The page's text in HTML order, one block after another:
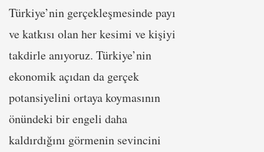
Türkiye’nin gerçekleşmesinde payı
ve katkısı olan her kesimi ve kişiyi
takdirle anıyoruz. Türkiye’nin
ekonomik açıdan da gerçek
potansiyelini ortaya koymasının
önündeki bir engeli daha
kaldırdığını görmenin sevincini